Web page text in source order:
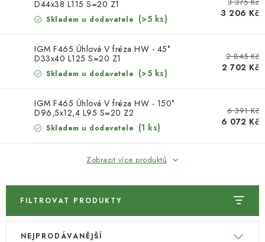
STROJE DO DÍLNY
NÁSTROJE PRO STOLAŘE
NÁSTROJE PRO OPRACOVÁNÍ KOVU
NÁSTROJE PRO ŘEZÁNÍ DŘEVA
POTŘEBUJI DOBRÝ STROJ
KONTAKTY
D44x38 L115 S=20 Z1
Skladem u dodavatele (>5 ks)
3 206 Kč
IGM F465 Úhlová V fréza HW - 45°
D33x40 L125 S=20 Z1
Skladem u dodavatele (>5 ks)
2 845 Kč
2 702 Kč
IGM F465 Úhlová V fréza HW - 150°
D96,5x12,4 L95 S=20 Z2
Skladem u dodavatele (1 ks)
6 391 Kč
6 072 Kč
Zobrazit více produktů
FILTROVAT PRODUKTY
V
Ř
NEJPRODÁVANĚJŠÍ